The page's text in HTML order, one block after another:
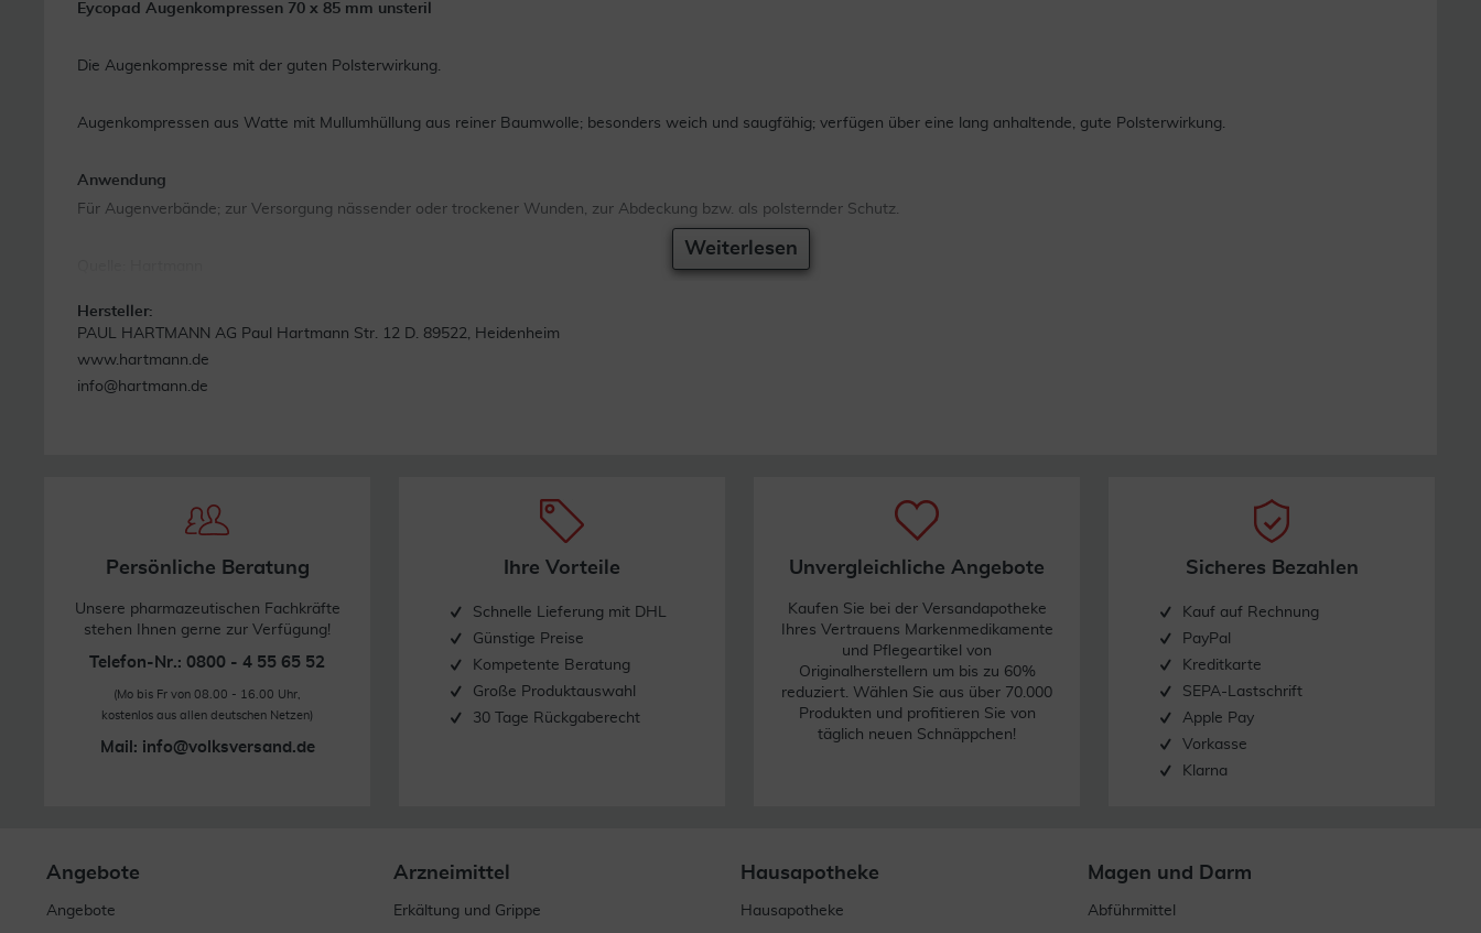
Eycopad Augenkompressen 70 x 85 mm unsteril
Die Augenkompresse mit der guten Polsterwirkung.
Augenkompressen aus Watte mit Mullumhüllung aus reiner Baumwolle; besonders weich und saugfähig; verfügen über eine lang anhaltende, gute Polsterwirkung.
Anwendung
Für Augenverbände; zur Versorgung nässender oder trockener Wunden, zur Abdeckung bzw. als polsternder Schutz.
Weiterlesen
Hersteller:
PAUL HARTMANN AG Paul Hartmann Str. 12 D. 89522, Heidenheim
www.hartmann.de
info@hartmann.de
Persönliche Beratung
Unsere pharmazeutischen Fachkräfte
stehen Ihnen gerne zur Verfügung!
Telefon-Nr.: 0800 - 4 55 65 52
(Mo bis Fr von 08.00 - 16.00 Uhr,
kostenlos aus allen deutschen Netzen)
Mail: info@volksversand.de
Ihre Vorteile
Schnelle Lieferung mit DHL
Günstige Preise
Kompetente Beratung
Große Produktauswahl
30 Tage Rückgaberecht
Unvergleichliche Angebote
Kaufen Sie bei der Versandapotheke
Ihres Vertrauens Markenmedikamente
und Pflegeartikel von
Originalherstellern um bis zu 60%
reduziert. Wählen Sie aus über 70.000
Produkten und profitieren Sie von
täglich neuen Schnäppchen!
Sicheres Bezahlen
Kauf auf Rechnung
PayPal
Kreditkarte
SEPA-Lastschrift
Apple Pay
Vorkasse
Klarna
Angebote
Angebote
Arzneimittel
Erkältung und Grippe
Hausapotheke
Hausapotheke
Magen und Darm
Abführmittel